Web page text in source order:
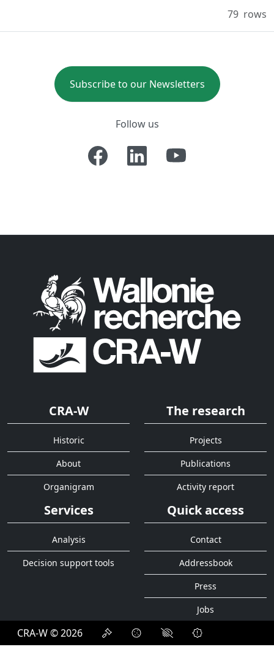
79 rows
Subscribe to our Newsletters
Follow us
CRA-W
Historic
About
Organigram
The research
Projects
Publications
Activity report
Services
Analysis
Decision support tools
Quick access
Contact
Addressbook
Press
Jobs
CRA-W © 2026